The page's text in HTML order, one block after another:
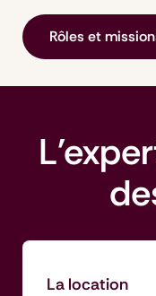
Rôles et
La location